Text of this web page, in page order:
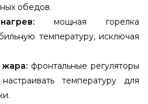
обедов.
мощная горелка
температуру, исключая
жара:фронтальные регуляторы
температуру для